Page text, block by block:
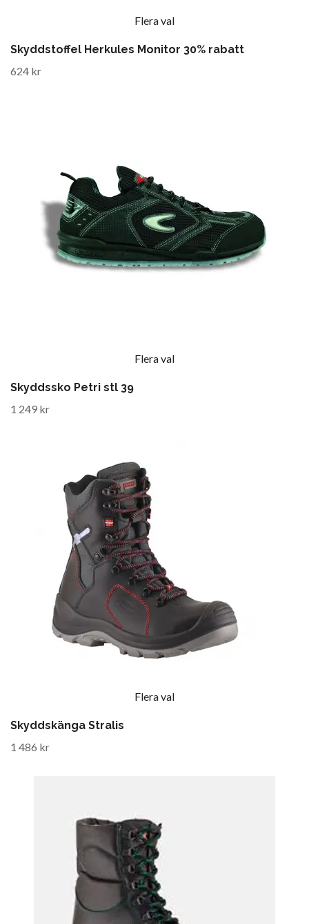
Flera val
Skyddstoffel Herkules Monitor 30% rabatt
624 kr
Flera val
Skyddssko Petri stl 39
1 249 kr
Flera val
Skyddskänga Stralis
1 486 kr